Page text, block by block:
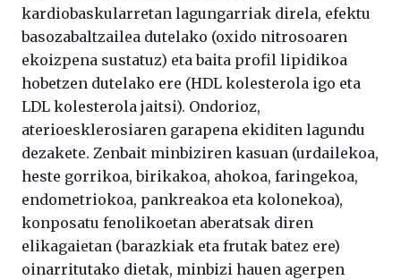
kardiobaskularretan lagungarriak direla, efektu
basozabaltzailea dutelako (oxido nitrosoaren
ekoizpena sustatuz) eta baita profil lipidikoa
hobetzen dutelako ere (HDL kolesterola igo eta
LDL kolesterola jaitsi). Ondorioz,
aterioesklerosiaren garapena ekiditen lagundu
dezakete. Zenbait minbiziren kasuan (urdailekoa,
heste gorrikoa, birikakoa, ahokoa, faringekoa,
endometriokoa, pankreakoa eta kolonekoa),
konposatu fenolikoetan aberatsak diren
elikagaietan (barazkiak eta frutak batez ere)
oinarritutako dietak, minbizi hauen agerpen